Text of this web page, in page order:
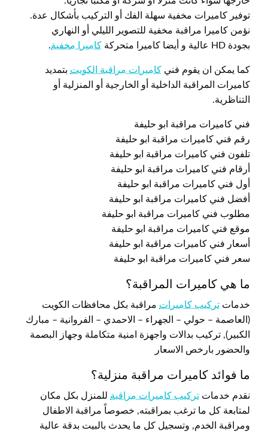
توفير كاميرات مخفية سهلة الفك أو التركيب بأشكال عدة.
نؤمن كاميرا مراقبة مخفية للتصوير الليلي أو النهاري
بجودة HD عالية و أيضا كاميرا متحركة
كاميرا مخفية.
كما يمكن ان يقوم فني كاميرات مراقبة الكويت بتمديد
كاميرات المراقبة الداخلية أو الخارجية أو المنزلية أو
التناظرية.
فني كاميرات مراقبة ابو حليفة
رقم فني كاميرات مراقبة ابو حليفة
تلفون فني كاميرات مراقبة ابو حليفة
أرقام فني كاميرات مراقبة ابو حليفة
أول فني كاميرات مراقبة ابو حليفة
أفضل فني كاميرات مراقبة ابو حليفة
مطلوب فني كاميرات مراقبة ابو حليفة
موقع فني كاميرات مراقبة ابو حليفة
أسعار فني كاميرات مراقبة ابو حليفة
سعر فني كاميرات مراقبة ابو حليفة
ما هي كاميرات المراقبة؟
خدمات تركيب كاميرات مراقبة بكل محافظات الكويت
(العاصمة – حولي – الجهراء – الاحمدي – الفروانية – مبارك
الكبير), تركيب بدالات واجهزة امنية متكاملة وجهاز البصمة
والحضور بارخص الاسعار
ما فوائد كاميرات مراقبة منزلية؟
نقدم خدمات تركيب كاميرات مراقبة للمنزل بكل مكان
لمتابعة كل ما ترغب بمراقبته, خصوصاً مراقبة الاطفال
ومراقبة الخدم, وتسجيل كل ما يحدث بالبيت بدقة عالية